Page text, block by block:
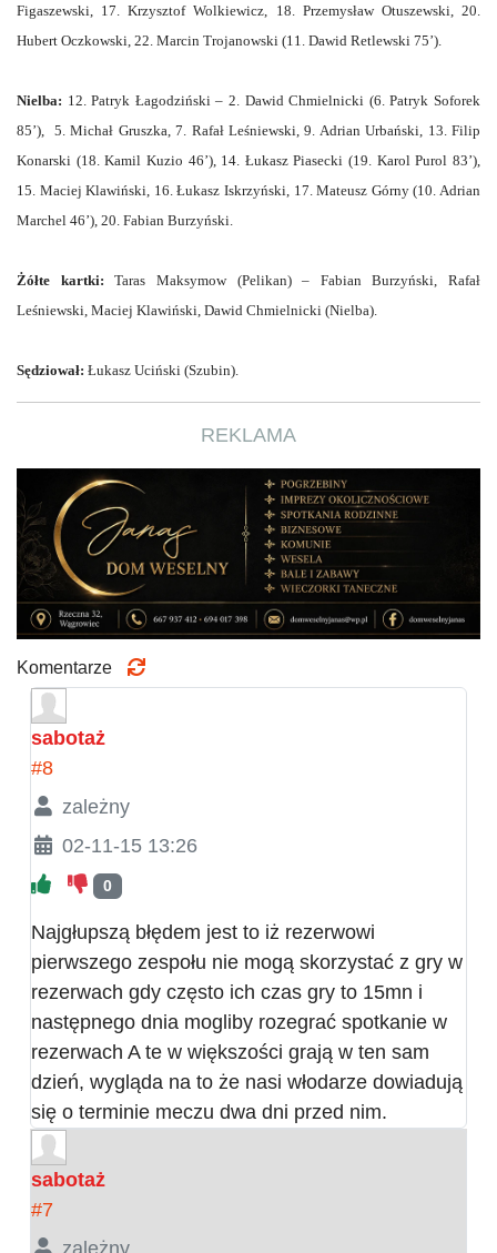
Figaszewski, 17. Krzysztof Wolkiewicz, 18. Przemysław Otuszewski, 20.
Hubert Oczkowski, 22. Marcin Trojanowski (11. Dawid Retlewski 75’).
Nielba: 12. Patryk Łagodziński – 2. Dawid Chmielnicki (6. Patryk Soforek
85’), 5. Michał Gruszka, 7. Rafał Leśniewski, 9. Adrian Urbański, 13. Filip
Konarski (18. Kamil Kuzio 46’), 14. Łukasz Piasecki (19. Karol Purol 83’),
15. Maciej Klawiński, 16. Łukasz Iskrzyński, 17. Mateusz Górny (10. Adrian
Marchel 46’), 20. Fabian Burzyński.
Żółte kartki: Taras Maksymow (Pelikan) – Fabian Burzyński, Rafał
Leśniewski, Maciej Klawiński, Dawid Chmielnicki (Nielba).
Sędziował: Łukasz Uciński (Szubin).
REKLAMA
Komentarze
sabotaż
#8
zależny
02-11-15 13:26
0
Najgłupszą błędem jest to iż rezerwowi
pierwszego zespołu nie mogą skorzystać z gry w
rezerwach gdy często ich czas gry to 15mn i
następnego dnia mogliby rozegrać spotkanie w
rezerwach A te w większości grają w ten sam
dzień, wygląda na to że nasi włodarze dowiadują
się o terminie meczu dwa dni przed nim.
sabotaż
#7
zależny